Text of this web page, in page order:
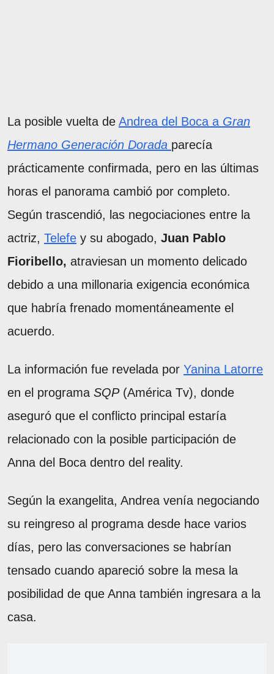
La posible vuelta de Andrea del Boca a Gran
Hermano Generación Dorada parecía
prácticamente confirmada, pero en las últimas
horas el panorama cambió por completo.
Según trascendió, las negociaciones entre la
actriz, Telefe y su abogado, Juan Pablo
Fioribello, atraviesan un momento delicado
debido a una millonaria exigencia económica
que habría frenado momentáneamente el
acuerdo.
La información fue revelada por Yanina Latorre
en el programa SQP(América Tv), donde
aseguró que el conflicto principal estaría
relacionado con la posible participación de
Anna del Boca dentro del reality.
Según la exangelita, Andrea venía negociando
su reingreso al programa desde hace varios
días, pero las conversaciones se habrían
tensado cuando apareció sobre la mesa la
posibilidad de que Anna también ingresara a la
casa.